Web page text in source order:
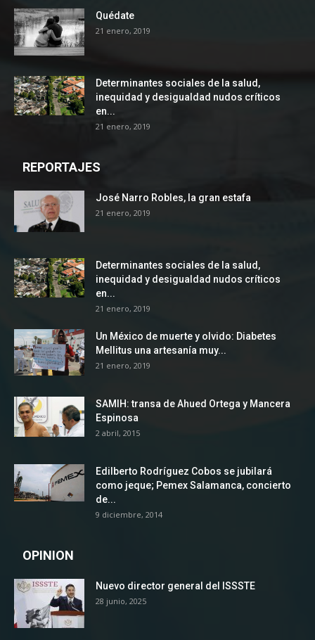
Quédate
21 enero, 2019
Determinantes sociales de la salud,
inequidad y desigualdad nudos críticos
en...
21 enero, 2019
REPORTAJES
José Narro Robles, la gran estafa
21 enero, 2019
Determinantes sociales de la salud,
inequidad y desigualdad nudos críticos
en...
21 enero, 2019
Un México de muerte y olvido: Diabetes
Mellitus una artesanía muy...
21 enero, 2019
SAMIH: transa de Ahued Ortega y Mancera
Espinosa
2 abril, 2015
Edilberto Rodríguez Cobos se jubilará
como jeque; Pemex Salamanca, concierto
de...
9 diciembre, 2014
OPINION
Nuevo director general del ISSSTE
28 junio, 2025